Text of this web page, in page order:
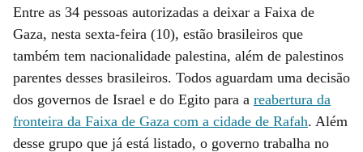
Entre as 34 pessoas autorizadas a deixar a Faixa de
Gaza, nesta sexta-feira (10), estão brasileiros que
também tem nacionalidade palestina, além de palestinos
parentes desses brasileiros. Todos aguardam uma decisão
dos governos de Israel e do Egito para a reabertura da
fronteira da Faixa de Gaza com a cidade de Rafah. Além
desse grupo que já está listado, o governo trabalha no